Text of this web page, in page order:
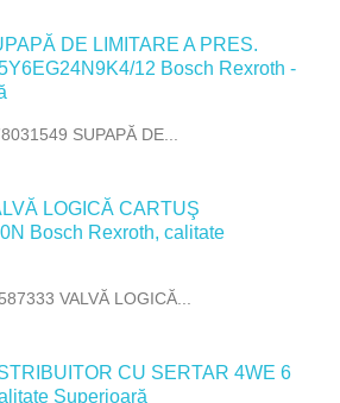
SUPAPĂ DE...
VALVĂ LOGICĂ...